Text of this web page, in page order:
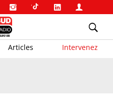
Articles Intervenez